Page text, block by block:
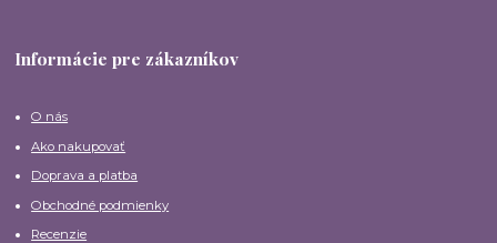
Informácie pre zákazníkov
O nás
Ako nakupovať
Doprava a platba
Obchodné podmienky
Recenzie